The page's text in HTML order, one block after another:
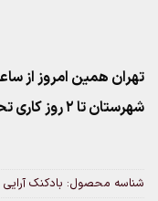
تهران همین امروز از ساعت ۱۱-۱۹ با
شهرستان تا 2 روز کاری تحویل پست
شناسه محصول: بادکنک